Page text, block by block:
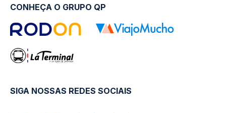
CONHEÇA O GRUPO QP
SIGA NOSSAS REDES SOCIAIS